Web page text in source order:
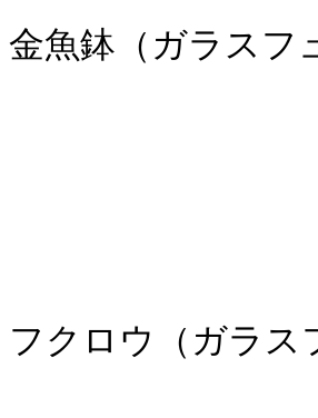
金魚鉢（ガラスフ
（焼
フクロウ（ガラス